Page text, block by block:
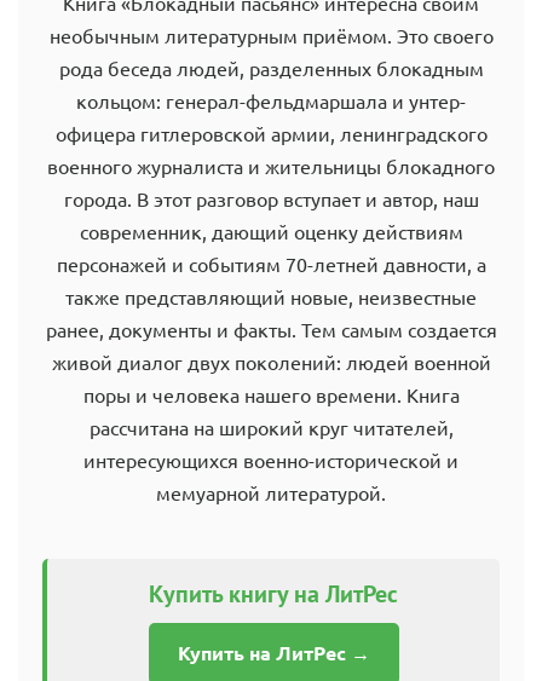
необычным литературным приёмом. Это своего
рода беседа людей, разделенных блокадным
кольцом: генерал-фельдмаршала и унтер-
офицера гитлеровской армии, ленинградского
военного журналиста и жительницы блокадного
города. В этот разговор вступает и автор, наш
современник, дающий оценку действиям
персонажей и событиям 70-летней давности, а
также представляющий новые, неизвестные
ранее, документы и факты. Тем самым создается
живой диалог двух поколений: людей военной
поры и человека нашего времени. Книга
рассчитана на широкий круг читателей,
интересующихся военно-исторической и
мемуарной литературой.
Купить книгу на ЛитРес
Купить на ЛитРес →